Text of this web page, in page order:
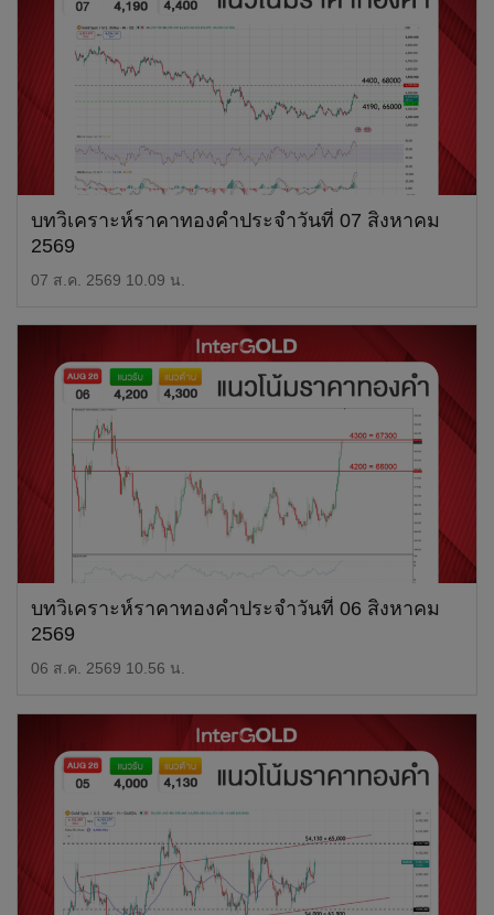
บทวิเคราะห์ราคาทองคำประจำวันที่ 07 สิงหาคม
2569
07 ส.ค. 2569 10.09 น.
บทวิเคราะห์ราคาทองคำประจำวันที่ 06 สิงหาคม
2569
06 ส.ค. 2569 10.56 น.